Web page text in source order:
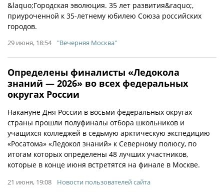
&laquo;Городская эволюция. 35 лет развития&raquo;,
приуроченной к 35-летнему юбилею Союза российских
городов.
29 июня, 18:54 "Вечерняя Москва"
Определены финалисты «Ледокола
знаний — 2026» во всех федеральных
округах России
Накануне Дня России в восьми федеральных округах
страны прошли полуфиналы отбора школьников и
учащихся колледжей в седьмую арктическую экспедицию
«Росатома» «Ледокол знаний» к Северному полюсу, по
итогам которых определены 48 лучших участников,
которые в конце июня встретятся на финале в Москве.
21 июня, 19:08 Новости пользователей сайта